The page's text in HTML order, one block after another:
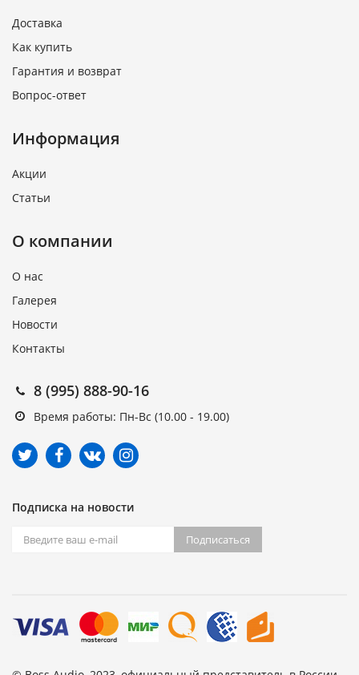
Доставка
Как купить
Гарантия и возврат
Вопрос-ответ
Информация
Акции
Статьи
О компании
О нас
Галерея
Новости
Контакты
8 (995) 888-90-16
Время работы: Пн-Вс (10.00 - 19.00)
Подписка на новости
Подписаться